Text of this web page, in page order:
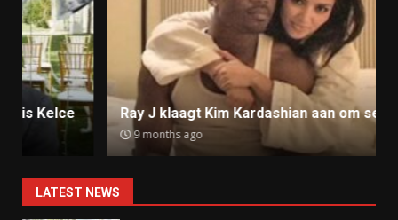
Ray J klaagt Kim Kardashian aan om sekstape
9 months ago
LATEST NEWS